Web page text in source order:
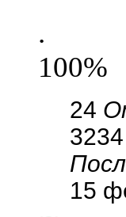
.
100%
24
3234
15